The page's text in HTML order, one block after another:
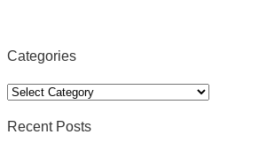
Categories
Categories
Recent Posts